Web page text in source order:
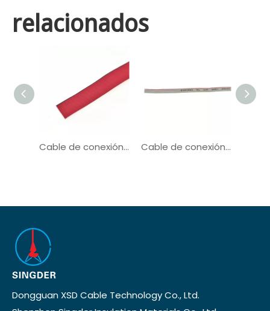
relacionados
Cable de conexión Cable plano de cinta UL21016 Cable de conexión Cable plano de cinta UL2651
Dongguan XSD Cable Technology Co., Ltd.